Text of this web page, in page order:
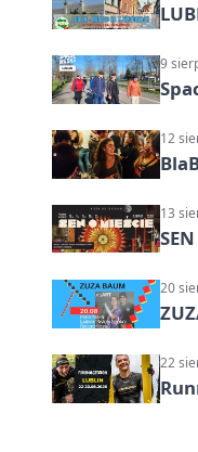
9
12
13
20
22